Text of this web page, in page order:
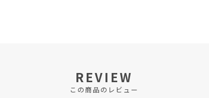
REVIEW
この商品のレビュー